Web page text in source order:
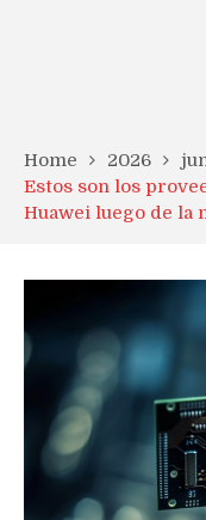
Home 2026
Estos son los
Huawei luego de la